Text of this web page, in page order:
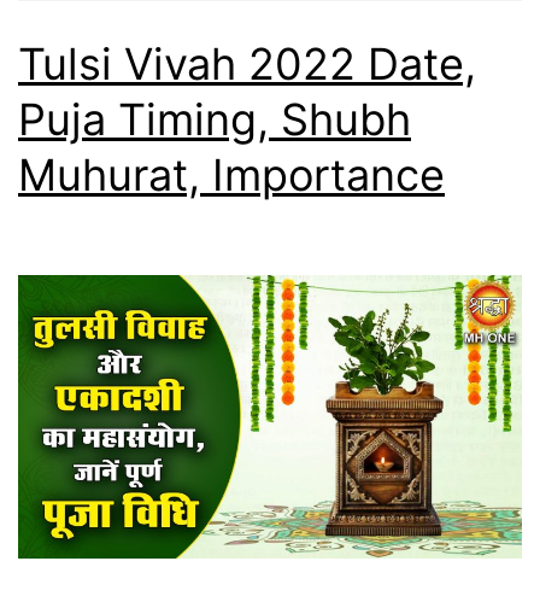
Tulsi Vivah 2022 Date,
Puja Timing, Shubh
Muhurat, Importance